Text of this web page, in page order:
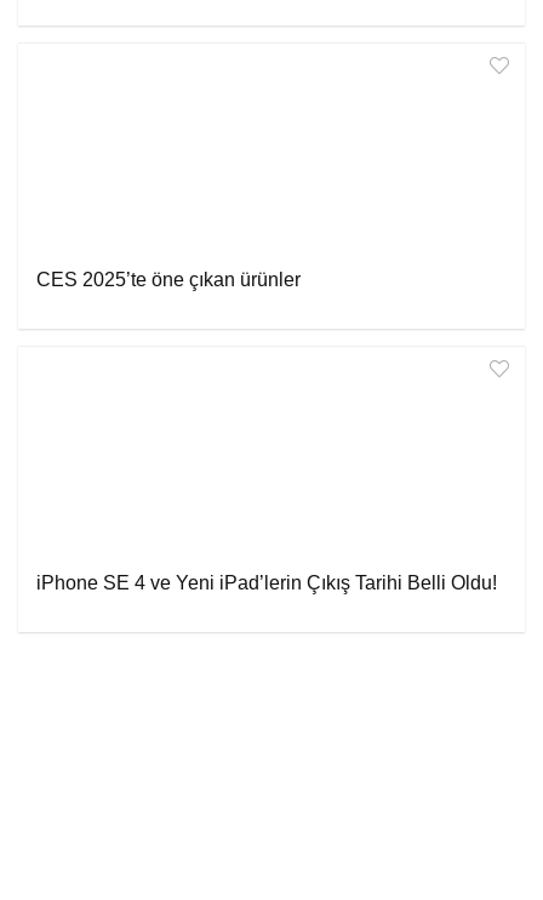
CES 2025’te öne çıkan ürünler
iPhone SE 4 ve Yeni iPad’lerin Çıkış Tarihi Belli Oldu!